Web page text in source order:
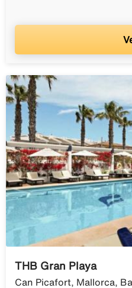
THB Gran Playa
Can Picafort, Mallorca,